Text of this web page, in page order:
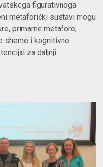
figurativnoga
metaforički sustavi mogu
primarne metafore,
sheme i kognitivne
za daljnji